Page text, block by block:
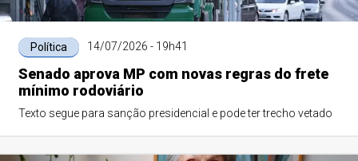
Política 14/07/2026 - 19h41
Senado aprova MP com novas regras do frete
mínimo rodoviário
Texto segue para sanção presidencial e pode ter trecho vetado